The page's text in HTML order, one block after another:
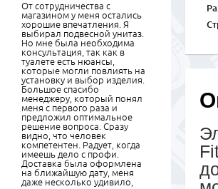
От сотрудничества с
магазином у меня остались
хорошие впечатления. Я
выбирал подвесной унитаз.
Но мне была необходима
консультация, так как в
туалете есть нюансы,
которые могли повлиять на
установку и выбор изделия.
Большое спасибо
менеджеру, который понял
меня с первого раза и
предложил оптимальное
решение вопроса. Сразу
видно, что человек
компетентен. Радует, когда
имеешь дело с профи.
Доставка была оформлена
на ближайшую дату, меня
даже несколько удивило,